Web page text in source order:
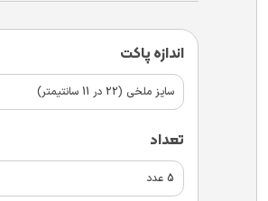
اندازه پاکت
تعداد